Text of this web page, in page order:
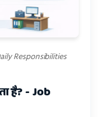
Responsibilities
है? - Job